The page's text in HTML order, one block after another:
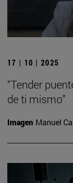
17 | 10 | 2025
“Tender
de ti mismo”
Imagen Manuel